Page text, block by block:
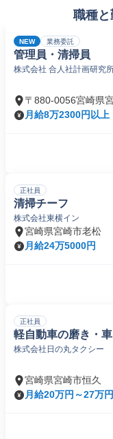
職種
NEW 業務委託
管理員・清掃員
株式会社 合人社計画研究
〒880-0056宮崎県
月給8万2300円以上
正社員
清掃チーフ
株式会社東横イン
宮崎県宮崎市老松
月給24万5000円
正社員
軽自動車の磨き・
株式会社日の丸タクシー
宮崎県宮崎市恒久
月給20万円～27万円